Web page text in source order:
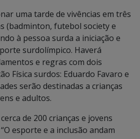
uma tarde de vivências em três
(badminton, futebol society e
à pessoa surda a iniciação e
surdolímpico. Haverá
e regras com dois
Física surdos: Eduardo Favaro e
serão destinadas a crianças
e adultos.
de 200 crianças e jovens
esporte e a inclusão andam